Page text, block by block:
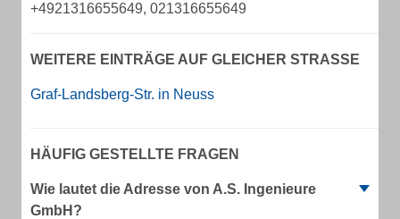
+4921316655649, 021316655649
WEITERE EINTRÄGE AUF GLEICHER STRASSE
Graf-Landsberg-Str. in Neuss
HÄUFIG GESTELLTE FRAGEN
Wie lautet die Adresse von A.S. Ingenieure
GmbH?